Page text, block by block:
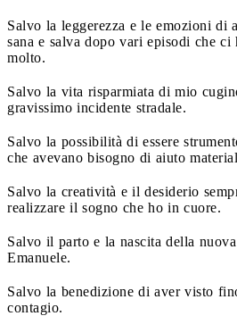
Salvo la leggerezza e le emozioni di
sana e salva dopo vari episodi che ci
molto.
Salvo la vita risparmiata di mio
gravissimo incidente stradale.
Salvo la possibilità di essere
che avevano bisogno di aiuto
Salvo la creatività e il desiderio
realizzare il sogno che ho in cuore.
Salvo il parto e la nascita della
Emanuele.
Salvo la benedizione di aver visto
contagio.